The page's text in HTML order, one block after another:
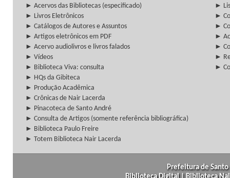
► Acervos das Bibliotecas (especificado)
►
► Livros Eletrônicos
►
► Catálogos de Autores e Assuntos
►
► Artigos eletrônicos em PDF
►
► Acervo audiolivros e livros falados
►
► Vídeos
►
► Biblioteca Viva: consulta
►
► HQs da Gibiteca
► Produção Acadêmica
► Crônicas de Nair Lacerda
► Pinacoteca de Santo André
► Consulta de Artigos (somente referência bibliográfica)
► Biblioteca Paulo Freire
► Totem Biblioteca Nair Lacerda
Prefeitura de